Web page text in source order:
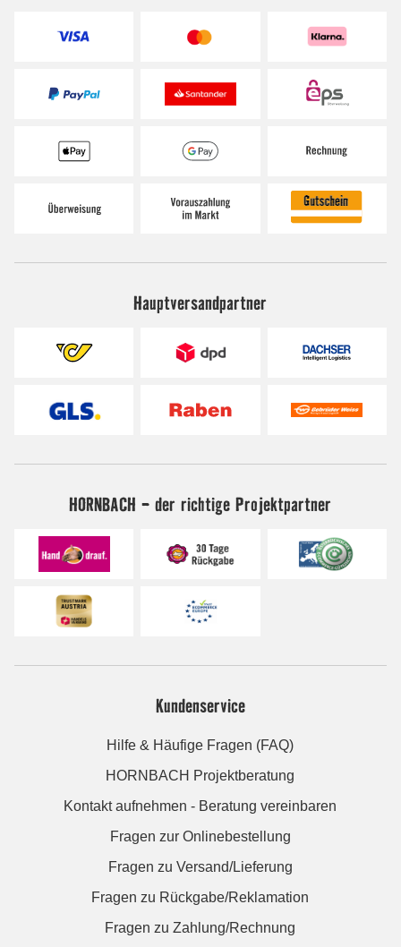
Hauptversandpartner
HORNBACH - der richtige Projektpartner
Kundenservice
Hilfe & Häufige Fragen (FAQ)
HORNBACH Projektberatung
Kontakt aufnehmen - Beratung vereinbaren
Fragen zur Onlinebestellung
Fragen zu Versand/Lieferung
Fragen zu Rückgabe/Reklamation
Fragen zu Zahlung/Rechnung